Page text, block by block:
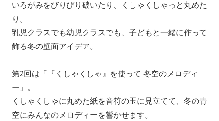
いろがみをびりびり破いたり、くしゃくしゃっと丸めた
り。
乳児クラスでも幼児クラスでも、子どもと一緒に作って
飾る冬の壁面アイデア。
第2回は「『くしゃくしゃ』を使って 冬空のメロディ
ー」。
くしゃくしゃに丸めた紙を音符の玉に見立てて、冬の青
空にみんなのメロディーを響かせます。